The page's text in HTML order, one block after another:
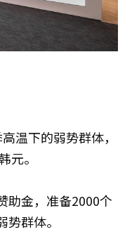
温下的弱势群体，
元。
助金，准备2000个
群体。